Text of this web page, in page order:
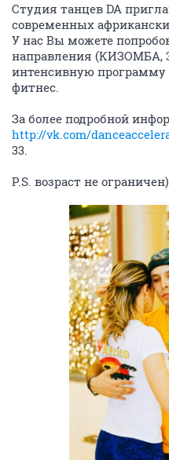
Студия танцев DA
современных
У нас Вы можете
направления (КИЗОМБА,
интенсивную программу
фитнес.
За более подробной
http://vk.com/
33.
P.S. возраст не ограничен)